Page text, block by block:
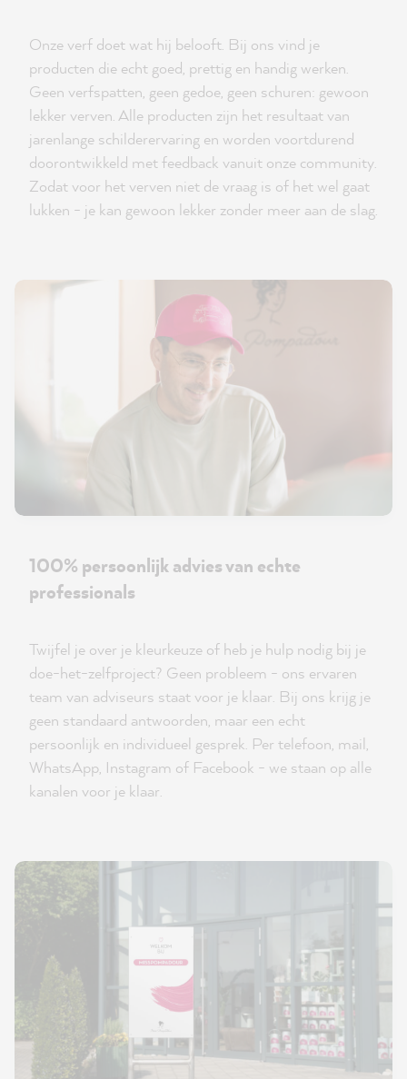
Onze verf doet wat hij belooft. Bij ons vind je
producten die echt goed, prettig en handig werken.
Geen verfspatten, geen gedoe, geen schuren: gewoon
lekker verven. Alle producten zijn het resultaat van
jarenlange schilderervaring en worden voortdurend
doorontwikkeld met feedback vanuit onze community.
Zodat voor het verven niet de vraag is of het wel gaat
lukken - je kan gewoon lekker zonder meer aan de slag.
100% persoonlijk advies van echte
professionals
Twijfel je over je kleurkeuze of heb je hulp nodig bij je
doe-het-zelfproject? Geen probleem - ons ervaren
team van adviseurs staat voor je klaar. Bij ons krijg je
geen standaard antwoorden, maar een echt
persoonlijk en individueel gesprek. Per telefoon, mail,
WhatsApp, Instagram of Facebook - we staan op alle
kanalen voor je klaar.